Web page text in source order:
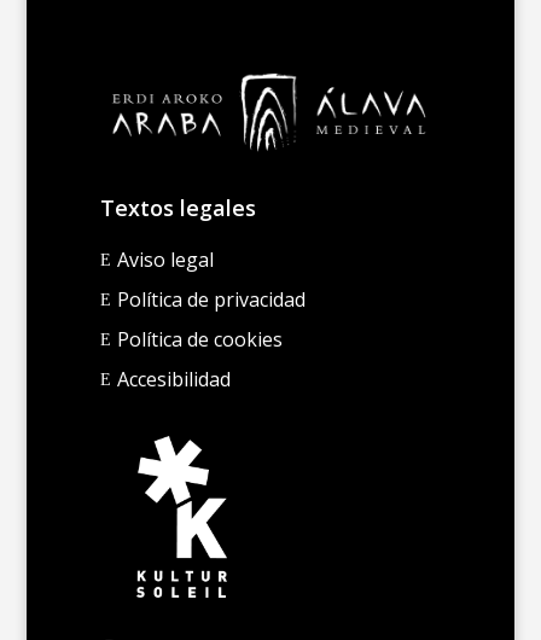
Textos legales
E Aviso legal
E Política de privacidad
E Política de cookies
E Accesibilidad